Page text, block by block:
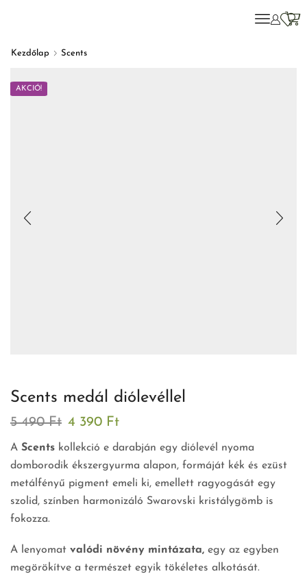
Kezdőlap Scents
AKCIÓ!
Scents medál diólevéllel
5 490Ft 4 390 Ft
A Scents kollekció e darabján egy diólevél nyoma
domborodik ékszergyurma alapon, formáját kék és ezüst
metálfényű pigment emeli ki, emellett ragyogását egy
szolid, színben harmonizáló Swarovski kristálygömb is
fokozza.
A lenyomat valódi növény mintázata, egy az egyben
megörökítve a természet egyik tökéletes alkotását.